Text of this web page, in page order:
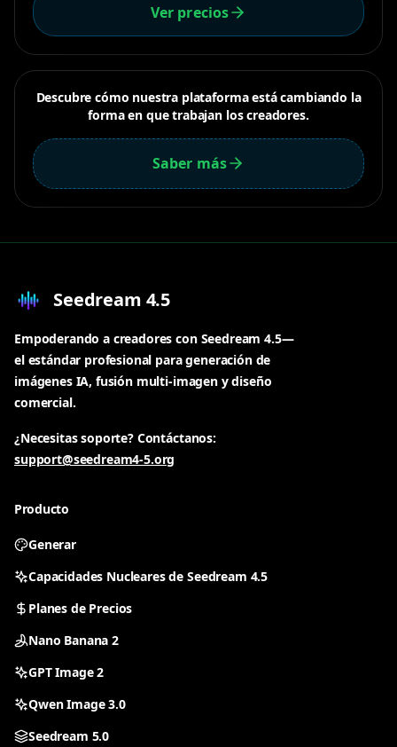
Ver precios
Descubre cómo nuestra plataforma está cambiando la
forma en que trabajan los creadores.
Saber más
Seedream 4.5
Empoderando a creadores con Seedream 4.5—
el estándar profesional para generación de
imágenes IA, fusión multi-imagen y diseño
comercial.
¿Necesitas soporte? Contáctanos:
support@seedream4-5.org
Producto
Generar
Capacidades Nucleares de Seedream 4.5
Planes de Precios
Nano Banana 2
GPT Image 2
Qwen Image 3.0
Seedream 5.0